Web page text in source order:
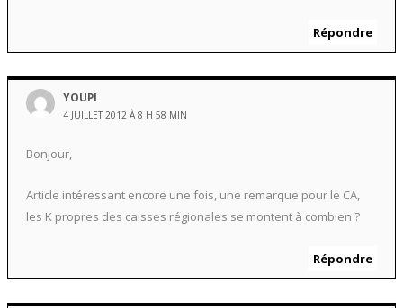
Répondre
YOUPI
4 JUILLET 2012 À 8 H 58 MIN
Bonjour,
Article intéressant encore une fois, une remarque pour le CA,
les K propres des caisses régionales se montent à combien ?
Répondre